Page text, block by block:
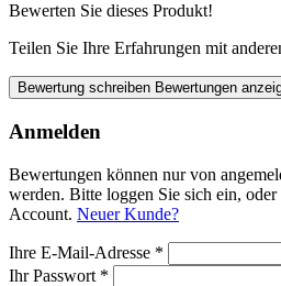
Bewerten Sie dieses Produkt!
Teilen Sie Ihre Erfahrungen mit
Bewertung schreiben Bewertungen
Anmelden
Bewertungen können nur von
werden. Bitte loggen Sie sich ein, oder
Account. Neuer Kunde?
Ihre E-Mail-Adresse *
Ihr Passwort *